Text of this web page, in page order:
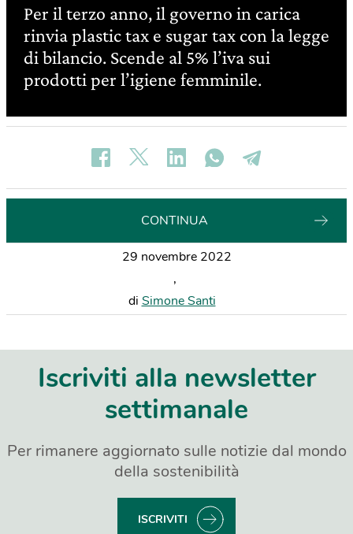
Per il terzo anno, il governo in carica
rinvia plastic tax e sugar tax con la legge
di bilancio. Scende al 5% l’iva sui
prodotti per l’igiene femminile.
CONTINUA
29 novembre 2022
,
di Simone Santi
Iscriviti alla newsletter
settimanale
Per rimanere aggiornato sulle notizie dal mondo
della sostenibilità
ISCRIVITI